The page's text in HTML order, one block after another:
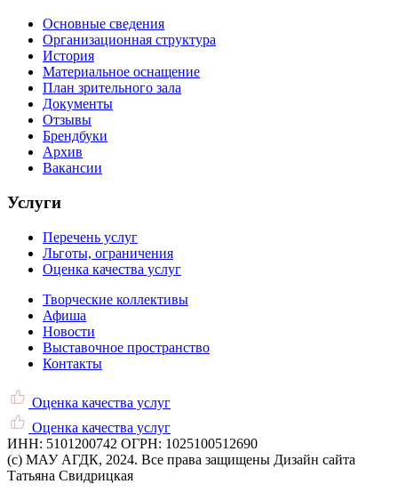
Основные сведения
Организационная структура
История
Материальное оснащение
План зрительного зала
Документы
Отзывы
Брендбуки
Архив
Вакансии
Услуги
Перечень услуг
Льготы, ограничения
Оценка качества услуг
Творческие коллективы
Афиша
Новости
Выставочное пространство
Контакты
Оценка качества услуг
Оценка качества услуг
ИНН: 5101200742 ОГРН: 1025100512690
(c) МАУ АГДК, 2024. Все права защищены Дизайн сайта
Татьяна Свидрицкая